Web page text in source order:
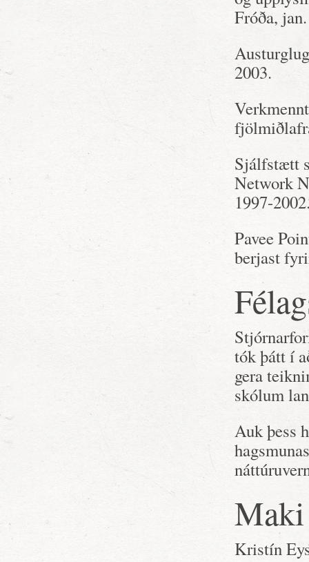
Fróða,
2003.
Sjálfstætt
Network
1997-
Pavee
berjast
tók þátt í
gera
skólum
Auk þess
Maki
Kristín